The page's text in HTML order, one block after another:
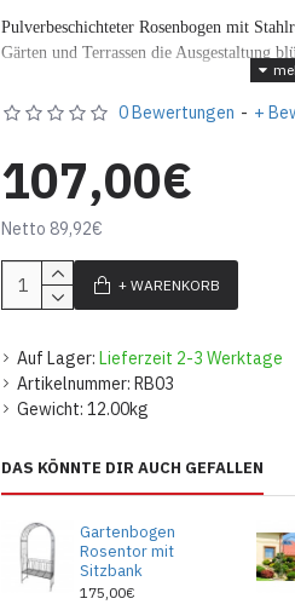
Pulverbeschichteter Rosenbogen mit
Gärten und Terrassen die Ausgestaltung
Höhe: 281 cm
Breite: 145 cm
Tiefe: 27 cm
Gewicht: 12 kg
Farbe: Schwarz
Auf Lager: Lieferzeit 2-3 Werktage
Artikelnummer: RB03
Gewicht: 12.00kg
0 Bewertungen - +
107,00€
Netto 89,92€
+ WARENKORB
DAS KÖNNTE DIR AUCH GEFALLEN
Gartenbogen
Rosentor mit
Sitzbank
175,00€